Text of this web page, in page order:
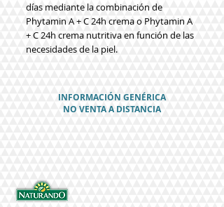
días mediante la combinación de
Phytamin A+C 24h crema o Phytamin A
+C 24h crema nutritiva en función de las
necesidades de la piel.
INFORMACIÓN GENÉRICA
NO VENTA A DISTANCIA